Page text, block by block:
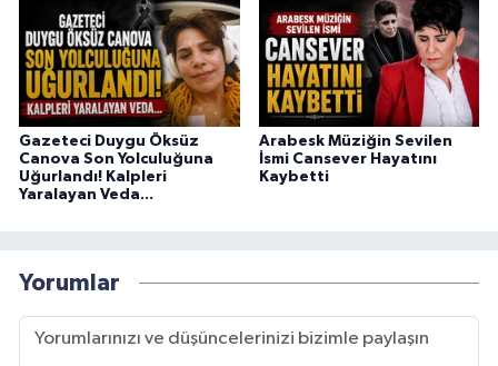
Gazeteci Duygu Öksüz
Canova Son Yolculuğuna
Uğurlandı! Kalpleri
Yaralayan Veda...
Arabesk Müziğin Sevilen
İsmi Cansever Hayatını
Kaybetti
Yorumlar